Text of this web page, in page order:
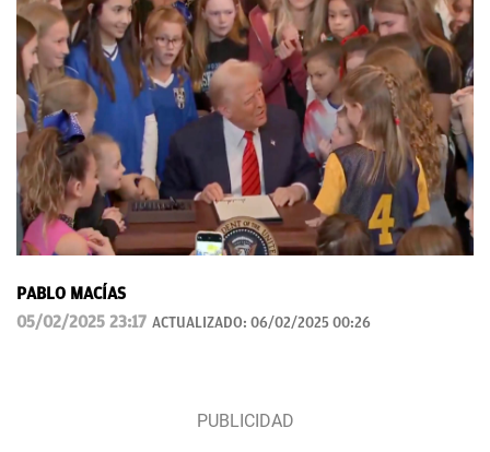
PABLO MACÍAS
05/02/2025 23:17 ACTUALIZADO: 06/02/2025 00:26